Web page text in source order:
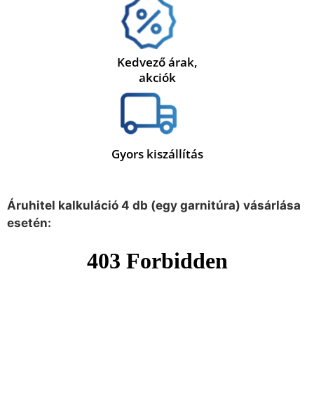
Kedvező árak,
akciók
Gyors kiszállítás
Áruhitel kalkuláció 4 db (egy garnitúra) vásárlása
esetén: